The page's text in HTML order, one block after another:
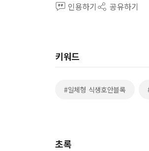
인용하기 공유하기
키워드
#일체형 식생호안블록
초록